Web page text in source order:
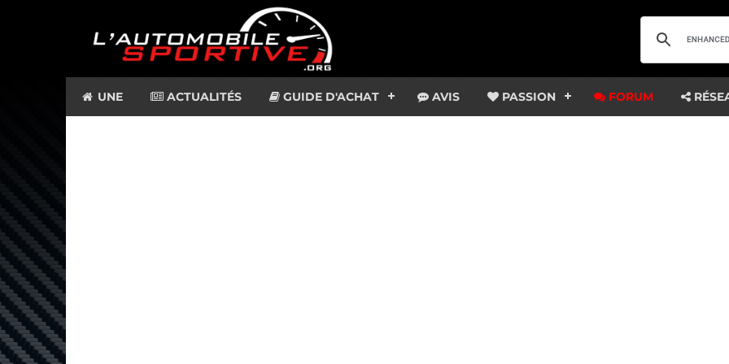
UNE ACTUALITÉS GUIDE D'ACHAT AVIS PASSION FORUM